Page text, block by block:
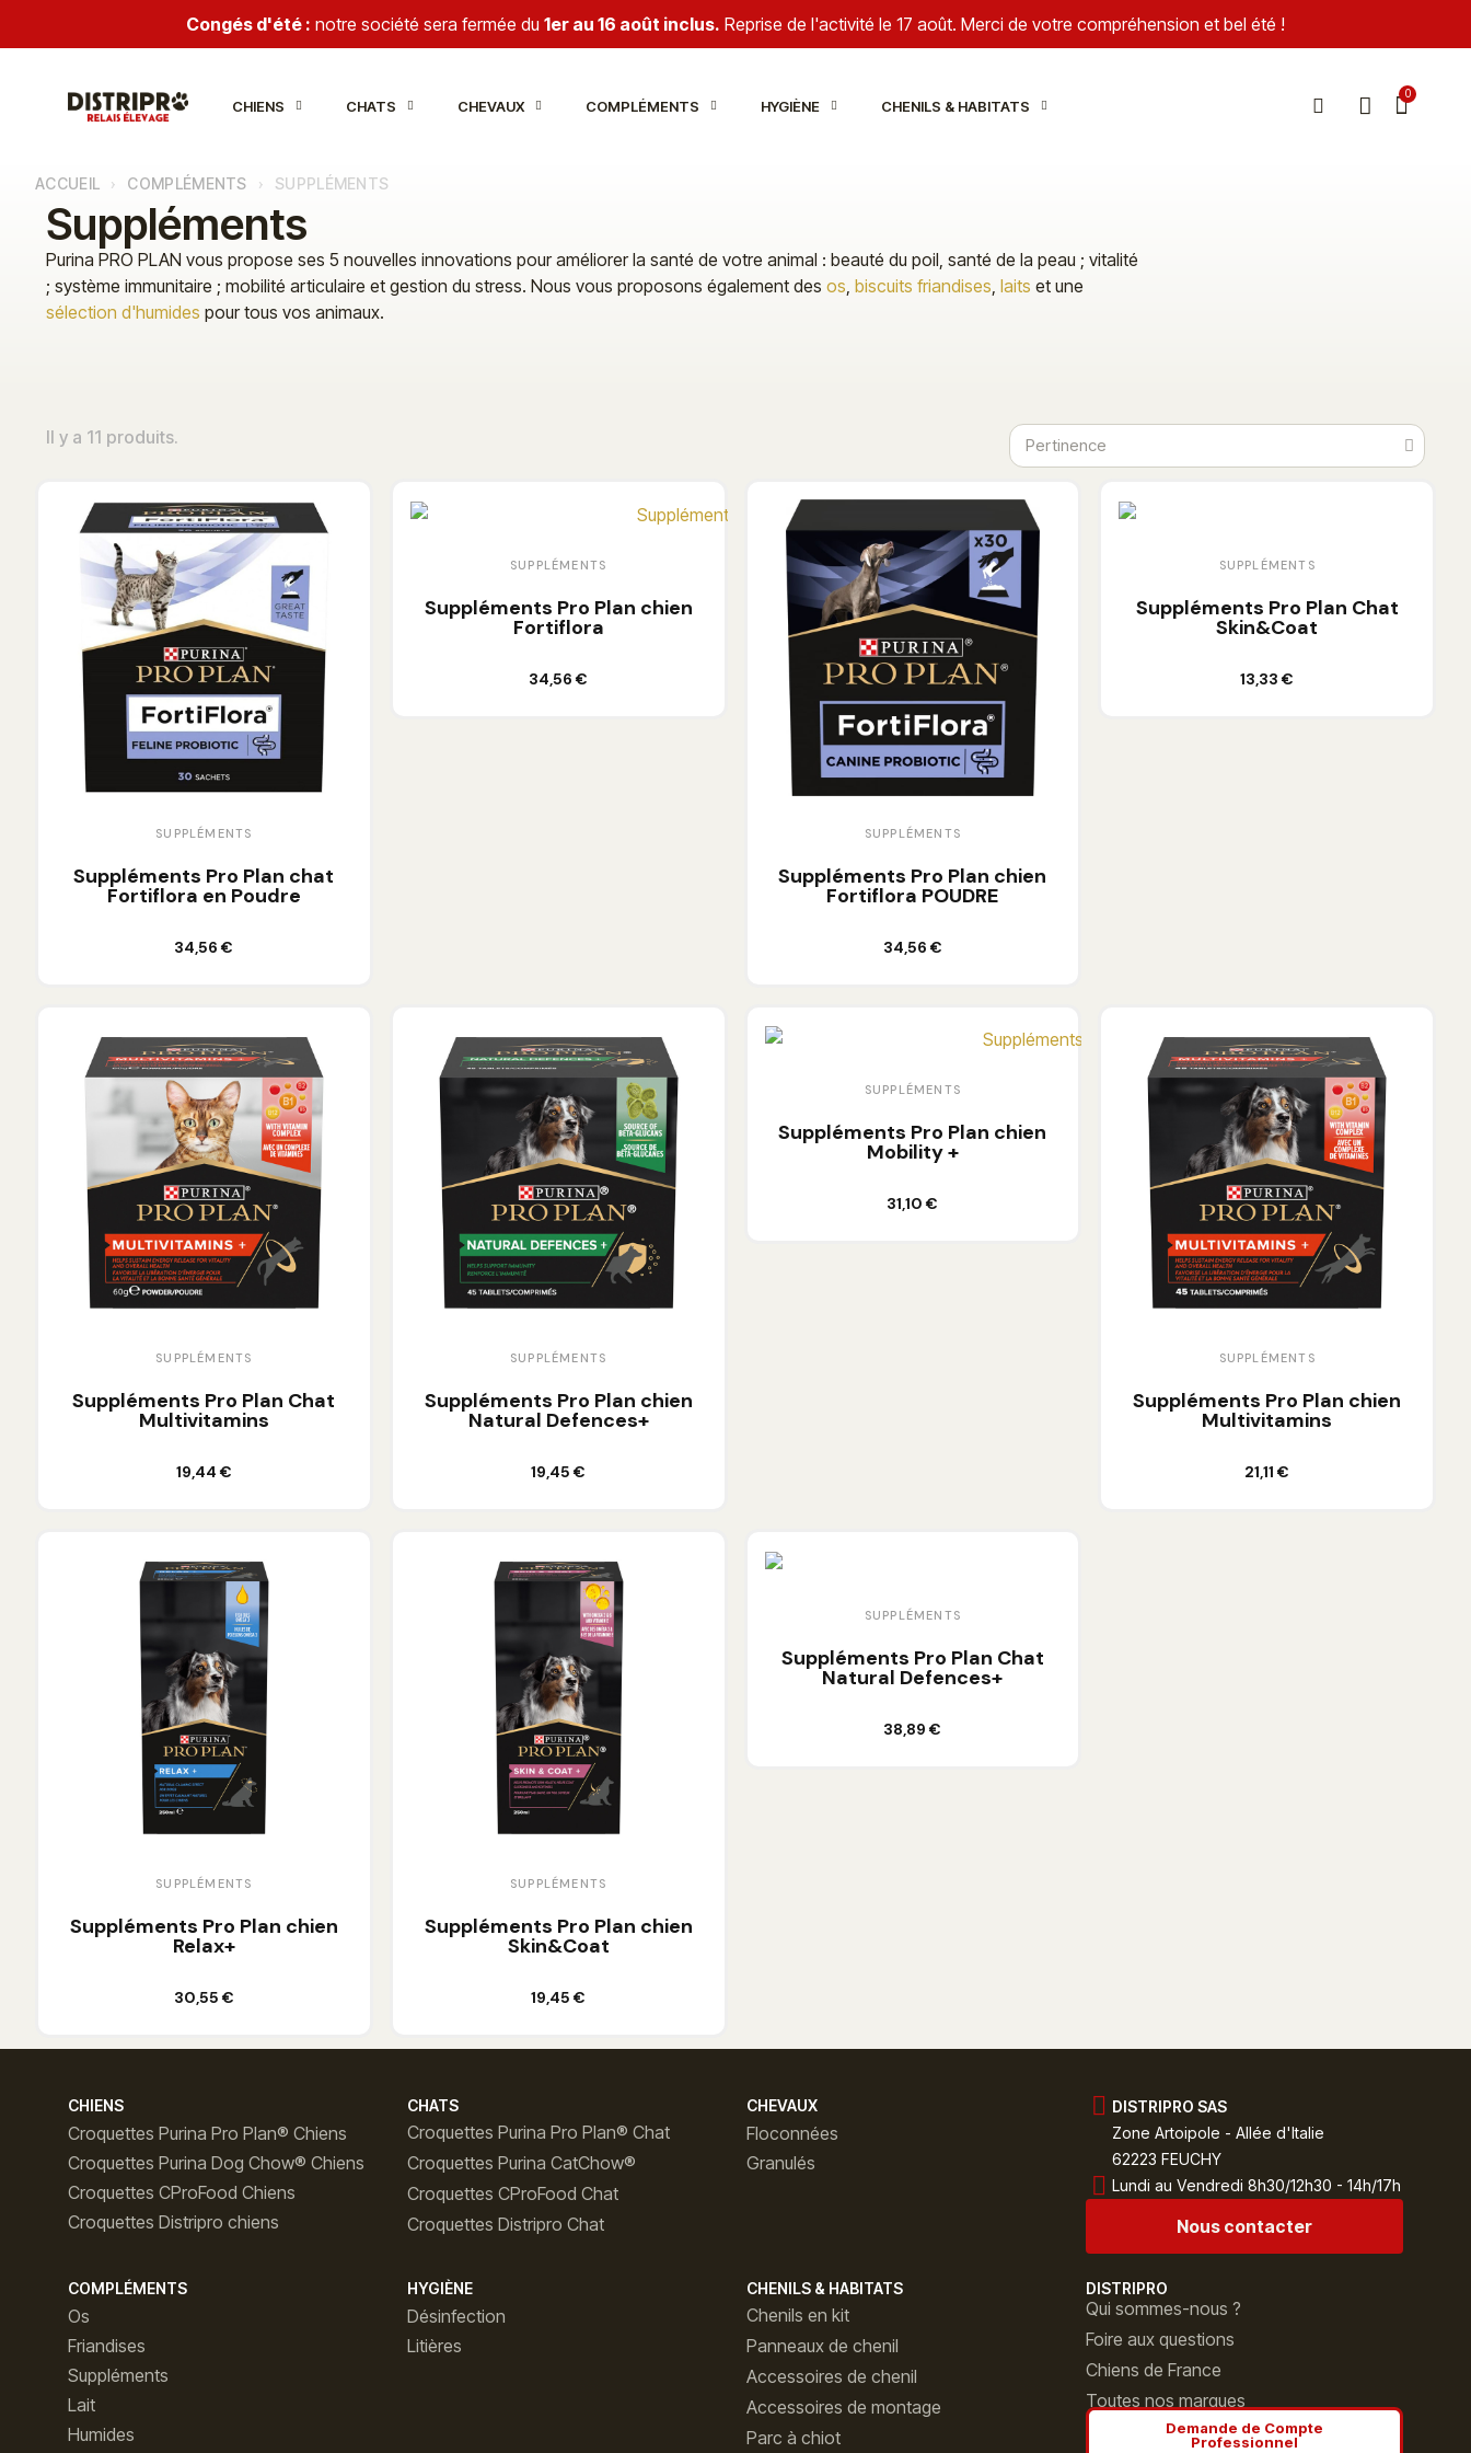
Congés d'été : notre société sera fermée du 1er au 16 août inclus. Reprise de l'activité le 17 août. Merci de votre compréhension et bel été !
CHIENS CHATS CHEVAUX COMPLÉMENTS HYGIÈNE CHENILS & HABITATS
ACCUEIL COMPLÉMENTS SUPPLÉMENTS
Suppléments
Purina PRO PLAN vous propose ses 5 nouvelles innovations pour améliorer la santé de votre animal : beauté du poil, santé de la peau ; vitalité
; système immunitaire ; mobilité articulaire et gestion du stress. Nous vous proposons également des os biscuits friandises laits et une
sélection d'humides pour tous vos animaux.
Il y a 11 produits.
SUPPLÉMENTS
Suppléments Pro Plan chat
Fortiflora en Poudre
34,56 €
Ajouter au panier
SUPPLÉMENTS
Suppléments Pro Plan chien
Fortiflora
34,56 €
Ajouter au panier
SUPPLÉMENTS
Suppléments Pro Plan chien
Fortiflora POUDRE
34,56 €
Ajouter au panier
SUPPLÉMENTS
Suppléments Pro Plan Chat
Skin&Coat
13,33 €
Ajouter au panier
SUPPLÉMENTS
Suppléments Pro Plan Chat
Multivitamins
19,44 €
Ajouter au panier
SUPPLÉMENTS
Suppléments Pro Plan chien
Natural Defences+
19,45 €
Ajouter au panier
SUPPLÉMENTS
Suppléments Pro Plan chien
Mobility +
31,10 €
Ajouter au panier
SUPPLÉMENTS
Suppléments Pro Plan chien
Multivitamins
21,11 €
Ajouter au panier
SUPPLÉMENTS
Suppléments Pro Plan chien
Relax+
30,55 €
Ajouter au panier
SUPPLÉMENTS
Suppléments Pro Plan chien
Skin&Coat
19,45 €
Ajouter au panier
SUPPLÉMENTS
Suppléments Pro Plan Chat
Natural Defences+
38,89 €
Ajouter au panier
CHIENS
Croquettes Purina Pro Plan® Chiens
Croquettes Purina Dog Chow® Chiens
Croquettes CProFood Chiens
Croquettes Distripro chiens
CHATS
Croquettes Purina Pro Plan® Chat
Croquettes Purina CatChow®
Croquettes CProFood Chat
Croquettes Distripro Chat
CHEVAUX
Floconnées
Granulés
DISTRIPRO SAS
Zone Artoipole - Allée d'Italie
62223 FEUCHY
Lundi au Vendredi 8h30/12h30 - 14h/17h
Nous contacter
COMPLÉMENTS
Os
Friandises
Suppléments
Lait
Humides
HYGIÈNE
Désinfection
Litières
CHENILS & HABITATS
Chenils en kit
Panneaux de chenil
Accessoires de chenil
Accessoires de montage
Parc à chiot
DISTRIPRO
Qui sommes-nous ?
Foire aux questions
Chiens de France
Toutes nos marques
Demande de Compte
Professionnel